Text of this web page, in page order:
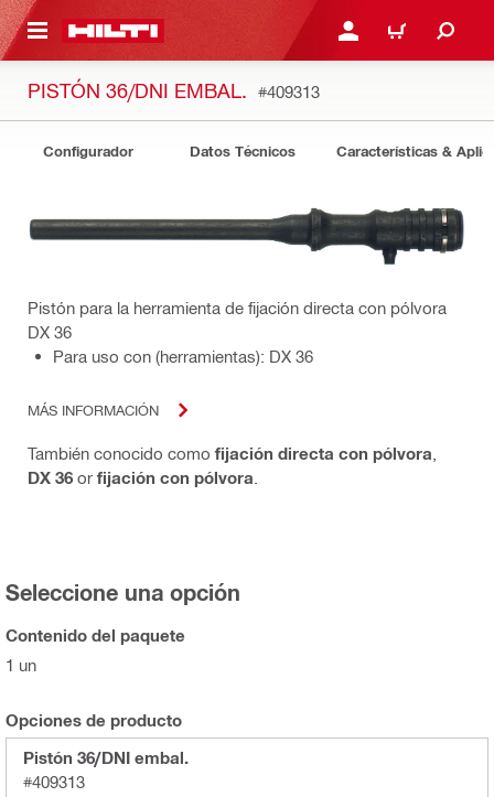
PRINCIPAL INICIE SESIÓN O
CARRITO
PISTÓN 36/DNI EMBAL. #409313
Configurador Datos Técnicos Características &
Pistón para la herramienta de fijación directa con pólvora
DX 36
Para uso con (herramientas): DX 36
MÁS INFORMACIÓN
También conocido como fijación directa con pólvora
DX 36 or fijación con pólvora
Seleccione una opción
Contenido del paquete
1 un
Opciones de producto
Pistón 36/DNI embal.
#409313